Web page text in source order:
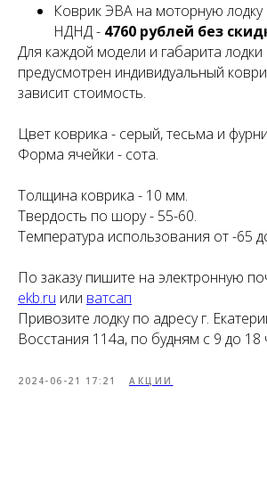
Коврик ЭВА на моторную
НДНД - 4760 рублей без
Для каждой модели и габарита
предусмотрен индивидуальный
зависит стоимость.
Цвет коврика - серый, тесьма и
Форма ячейки - сота.
Толщина коврика - 10 мм.
Твердость по шору - 55-60.
Температура использования от -65
По заказу пишите на электронную
ekb.ru или ватсап
Привозите лодку по адресу г.
Восстания 114а, по будням с 9 до 18
2024-06-21 17:21 АКЦИИ